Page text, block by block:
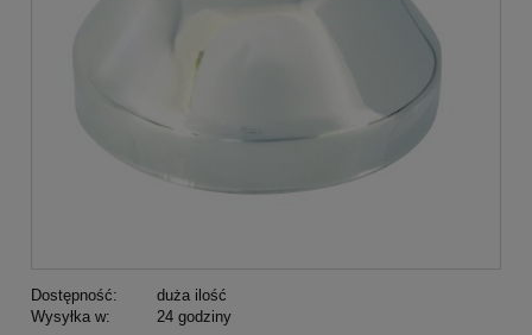
Dostępność:
duża ilość
Wysyłka w:
24 godziny